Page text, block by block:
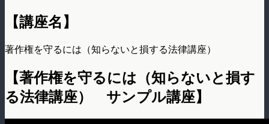
【講座名】
著作権を守るには（知らないと損する法律講座）
【著作権を守るには（知らないと損す
る法律講座） サンプル講座】